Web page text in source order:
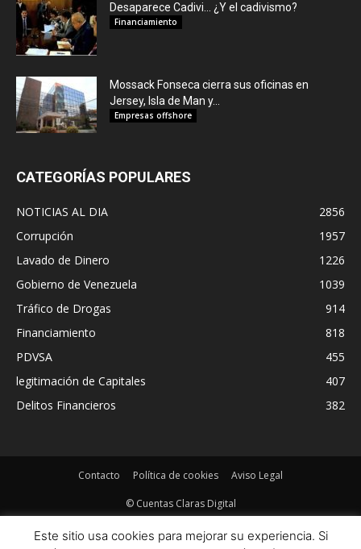
Desaparece Cadivi… ¿Y el cadivismo?
Financiamiento
Mossack Fonseca cierra sus oficinas en
Jersey, Isla de Man y...
Empresas offshore
CATEGORÍAS POPULARES
NOTICIAS AL DIA
2856
Corrupción
1957
Lavado de Dinero
1226
Gobierno de Venezuela
1039
Tráfico de Drogas
914
Financiamiento
818
PDVSA
455
legitimación de Capitales
407
Delitos Financieros
382
Contacto Política de cookies Aviso Legal
© Cuentas Claras Digital
Este sitio usa cookies para mejorar su experiencia. Si